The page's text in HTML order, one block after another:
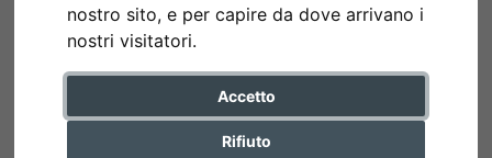
nostro sito, e per capire da dove arrivano i
nostri visitatori.
Accetto
Rifiuto